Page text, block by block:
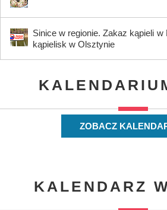
Sinice w regionie. Zakaz kąpieli w
kąpielisk w Olsztynie
ZOBACZ
KALENDARZ